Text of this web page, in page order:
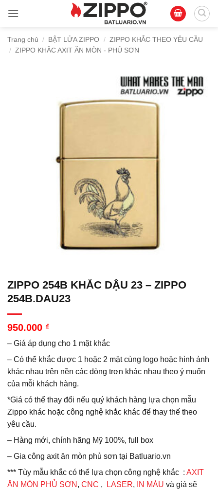
qua
dungTrang chủ / BẬT LỬA ZIPPO / ZIPPO KHẮC THEO YÊU CẦU
/ ZIPPO KHẮC AXIT ĂN MÒN - PHỦ SƠN
ZIPPO 254B KHẮC DẬU 23 – ZIPPO
254B.DAU23
950.000 ₫
– Giá áp dụng cho 1 mặt khắc
– Có thể khắc được 1 hoặc 2 mặt cùng logo hoặc hình ảnh
khác nhau trên nền các dòng trơn khác nhau theo ý muốn
của mỗi khách hàng.
*Giá có thể thay đổi nếu quý khách hàng lựa chọn mẫu
Zippo khác hoặc công nghệ khắc khác để thay thế theo
yêu cầu.
– Hàng mới, chính hãng Mỹ 100%, full box
– Gia công axit ăn mòn phủ sơn tại Batluario.vn
*** Tùy mẫu khắc có thể lựa chọn công nghệ khắc : AXIT
ĂN MÒN PHỦ SƠN , CNC , LASER, IN MÀU và giá sẽ